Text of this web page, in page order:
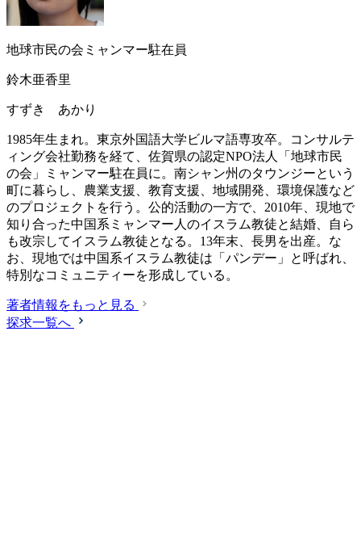
地球市民の会ミャンマー駐在員
鈴木亜香里
すずき あかり
1985年生まれ。東京外国語大学ビルマ語専攻卒。コンサルテ
ィング会社勤務を経て、佐賀県の認定NPO法人「地球市民
の会」ミャンマー駐在員に。南シャン州のタウンジーという
町に暮らし、農業支援、教育支援、地域開発、環境保護など
のプロジェクトを行う。公的活動の一方で、2010年、現地で
知り合った中国系ミャンマー人のイスラム教徒と結婚、自ら
も改宗してイスラム教徒となる。13年末、長男を出産。な
お、現地では中国系イスラム教徒は「パンデー」と呼ばれ、
特別なコミュニティーを形成している。
著者情報をもっと見る
探求一覧へ